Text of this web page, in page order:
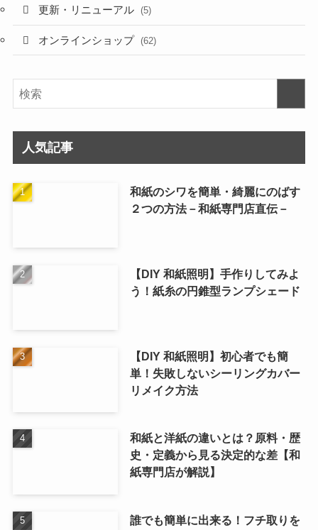
更新・リニューアル (5)
オンラインショップ (62)
人気記事
和紙のシワを簡単・綺麗にのばす
２つの方法－和紙専門店直伝－
【DIY 和紙照明】手作りしてみよ
う！紙糸の円錐型ランプシェード
【DIY 和紙照明】初心者でも簡
単！失敗しないシーリングカバー
リメイク方法
和紙と洋紙の違いとは？原料・歴
史・定義から見る決定的な差【和
紙専門店が解説】
誰でも簡単に出来る！フチ取りを